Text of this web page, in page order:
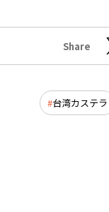
Share
台湾カステラ